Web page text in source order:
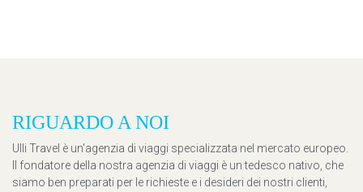
RIGUARDO A NOI
Ulli Travel è un'agenzia di viaggi specializzata nel mercato europeo.
Il fondatore della nostra agenzia di viaggi è un tedesco nativo, che
siamo ben preparati per le richieste e i desideri dei nostri clienti,